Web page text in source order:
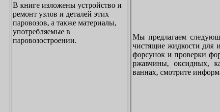
В книге изложены устройство и
ремонт узлов и деталей этих
паровозов, а также материалы,
употребляемые в
паровозостроении.
Мы предлагаем
чистящие жидкости для
форсунок и проверки
ржавчины, оксидных,
ваннах, смотрите